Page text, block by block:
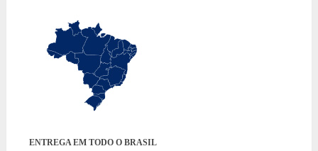
ENTREGA EM TODO O BRASIL